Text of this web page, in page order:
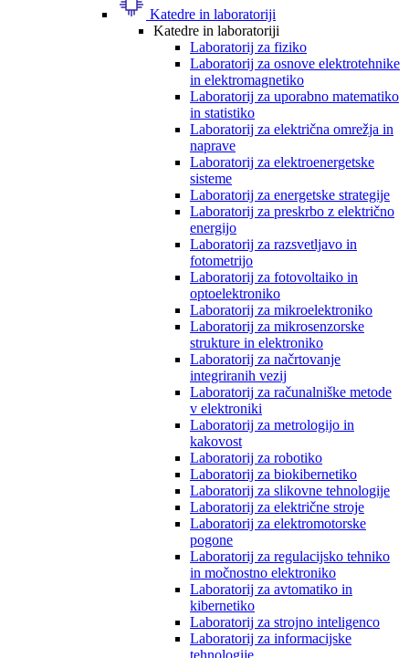
Katedre in laboratoriji
Katedre in laboratoriji
Laboratorij za fiziko
Laboratorij za osnove elektrotehnike
in elektromagnetiko
Laboratorij za uporabno matematiko
in statistiko
Laboratorij za električna omrežja in
naprave
Laboratorij za elektroenergetske
sisteme
Laboratorij za energetske strategije
Laboratorij za preskrbo z električno
energijo
Laboratorij za razsvetljavo in
fotometrijo
Laboratorij za fotovoltaiko in
optoelektroniko
Laboratorij za mikroelektroniko
Laboratorij za mikrosenzorske
strukture in elektroniko
Laboratorij za načrtovanje
integriranih vezij
Laboratorij za računalniške metode
v elektroniki
Laboratorij za metrologijo in
kakovost
Laboratorij za robotiko
Laboratorij za biokibernetiko
Laboratorij za slikovne tehnologije
Laboratorij za električne stroje
Laboratorij za elektromotorske
pogone
Laboratorij za regulacijsko tehniko
in močnostno elektroniko
Laboratorij za avtomatiko in
kibernetiko
Laboratorij za strojno inteligenco
Laboratorij za informacijske
tehnologije